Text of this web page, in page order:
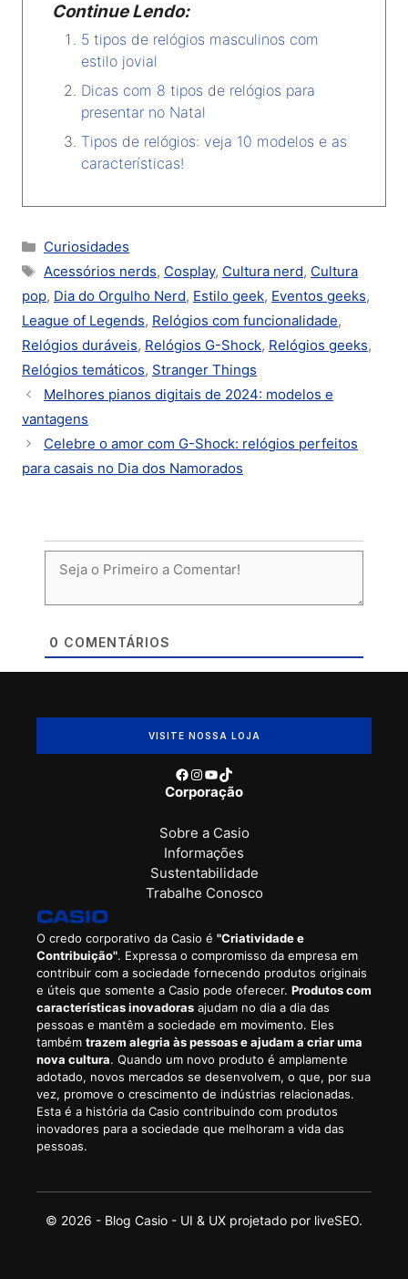
Continue Lendo:
5 tipos de relógios masculinos com
estilo jovial
Dicas com 8 tipos de relógios para
presentar no Natal
Tipos de relógios: veja 10 modelos e as
características!
Categorias
Curiosidades
Tags
Acessórios nerds, Cosplay, Cultura nerd, Cultura
pop, Dia do Orgulho Nerd, Estilo geek, Eventos geeks,
League of Legends, Relógios com funcionalidade,
Relógios duráveis, Relógios G-Shock, Relógios geeks,
Relógios temáticos, Stranger Things
Melhores pianos digitais de 2024: modelos e
vantagens
Celebre o amor com G-Shock: relógios perfeitos
para casais no Dia dos Namorados
0 COMENTÁRIOS
O credo corporativo da Casio é "Criatividade e
Contribuição". Expressa o compromisso da empresa em
contribuir com a sociedade fornecendo produtos originais
e úteis que somente a Casio pode oferecer. Produtos com
características inovadoras ajudam no dia a dia das
pessoas e mantêm a sociedade em movimento. Eles
também trazem alegria às pessoas e ajudam a criar uma
nova cultura. Quando um novo produto é amplamente
adotado, novos mercados se desenvolvem, o que, por sua
vez, promove o crescimento de indústrias relacionadas.
Esta é a história da Casio contribuindo com produtos
inovadores para a sociedade que melhoram a vida das
pessoas.
Corporação
Sobre a Casio
Informações
Sustentabilidade
Trabalhe Conosco
VISITE NOSSA LOJA
Facebook
Instagram
Youtube
TikTok
© 2026 - Blog Casio - UI & UX projetado por liveSEO.